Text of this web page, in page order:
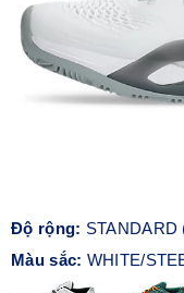
Độ rộng: STANDARD
Màu sắc: WHITE/